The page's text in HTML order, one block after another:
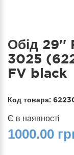
Обід 29''
3025
FV black
Код товара:
Є в наявності
1000.00